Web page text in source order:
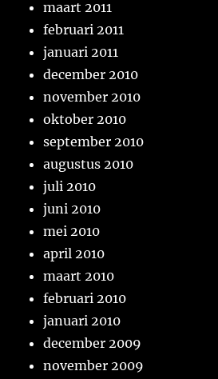
maart 2011
februari 2011
januari 2011
december 2010
november 2010
oktober 2010
september 2010
augustus 2010
juli 2010
juni 2010
mei 2010
april 2010
maart 2010
februari 2010
januari 2010
december 2009
november 2009